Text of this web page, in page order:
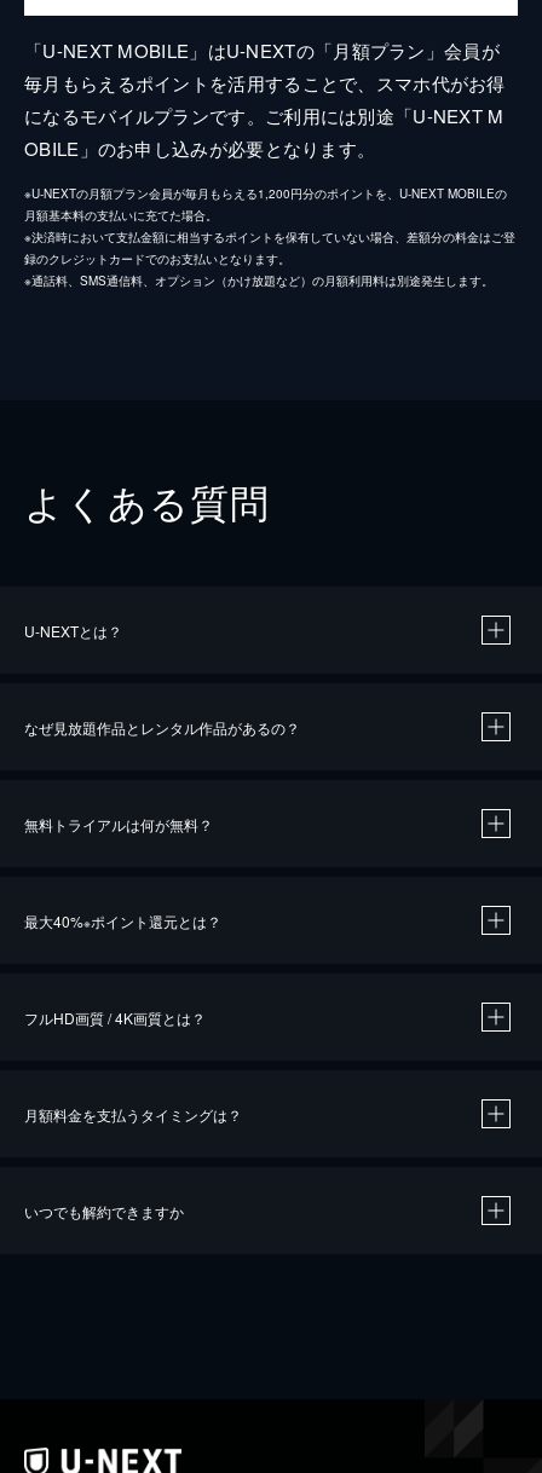
「U-NEXT MOBILE」はU-NEXTの「月額プラン」会員が
毎月もらえるポイントを活用することで、スマホ代がお得
になるモバイルプランです。ご利用には別途「U-NEXT M
OBILE」のお申し込みが必要となります。
※U-NEXTの月額プラン会員が毎月もらえる1,200円分のポイントを、U-NEXT MOBILEの
月額基本料の支払いに充てた場合。
※決済時において支払金額に相当するポイントを保有していない場合、差額分の料金はご登
録のクレジットカードでのお支払いとなります。
※通話料、SMS通信料、オプション（かけ放題など）の月額利用料は別途発生します。
よくある質問
U-NEXTとは？
なぜ見放題作品とレンタル作品があるの？
無料トライアルは何が無料？
最大40%※ポイント還元とは？
※40％ポイント還元の対象は、クレジットカード決済による作品の購入 / レンタルです。
フルHD画質 / 4K画質とは？
月額料金を支払うタイミングは？
いつでも解約できますか